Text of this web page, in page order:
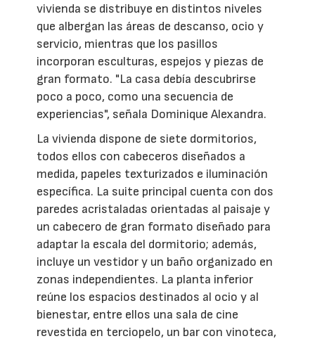
vivienda se distribuye en distintos niveles
que albergan las áreas de descanso, ocio y
servicio, mientras que los pasillos
incorporan esculturas, espejos y piezas de
gran formato. "La casa debía descubrirse
poco a poco, como una secuencia de
experiencias", señala Dominique Alexandra.
La vivienda dispone de siete dormitorios,
todos ellos con cabeceros diseñados a
medida, papeles texturizados e iluminación
específica. La suite principal cuenta con dos
paredes acristaladas orientadas al paisaje y
un cabecero de gran formato diseñado para
adaptar la escala del dormitorio; además,
incluye un vestidor y un baño organizado en
zonas independientes. La planta inferior
reúne los espacios destinados al ocio y al
bienestar, entre ellos una sala de cine
revestida en terciopelo, un bar con vinoteca,